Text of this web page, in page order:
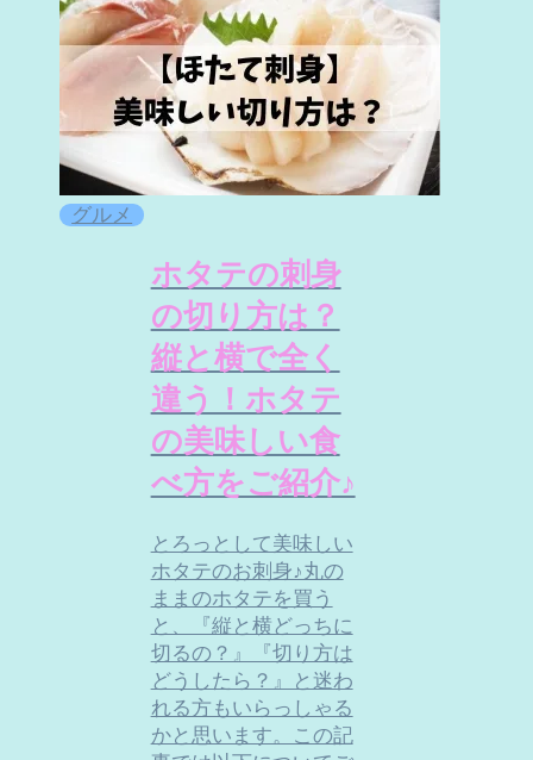
グルメ
ホタテの刺身
の切り方は？
縦と横で全く
違う！ホタテ
の美味しい食
べ方をご紹介♪
とろっとして美味しい
ホタテのお刺身♪丸の
ままのホタテを買う
と、『縦と横どっちに
切るの？』『切り方は
どうしたら？』と迷わ
れる方もいらっしゃる
かと思います。この記